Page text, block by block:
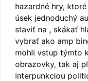
hazardné hry,
úsek jednoduchý
staviť na , skákať
vybrať ako amp
mohli vstup týmto
obrazovky, tak aj
interpunkciou